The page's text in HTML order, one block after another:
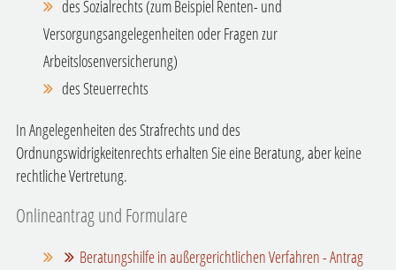
des Sozialrechts (zum Beispiel Renten- und
Versorgungsangelegenheiten oder Fragen zur
Arbeitslosenversicherung)
des Steuerrechts
In Angelegenheiten des Strafrechts und des
Ordnungswidrigkeitenrechts erhalten Sie eine Beratung, aber keine
rechtliche Vertretung.
Onlineantrag und Formulare
Beratungshilfe in außergerichtlichen Verfahren - Antrag